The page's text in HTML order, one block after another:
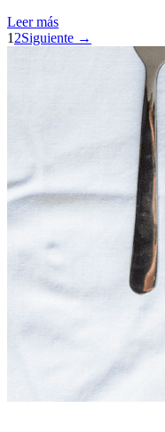
Leer más
1 2Siguiente →